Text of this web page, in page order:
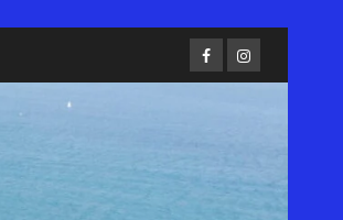
FacebookInstagram